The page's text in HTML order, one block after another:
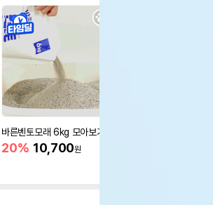
바른벤토모래 6kg 모아보기
20% 10,700원